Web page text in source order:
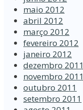
maio 2012
abril 2012
março 2012
fevereiro 2012
janeiro 2012
dezembro 2011
novembro 2011
outubro 2011
setembro 2011